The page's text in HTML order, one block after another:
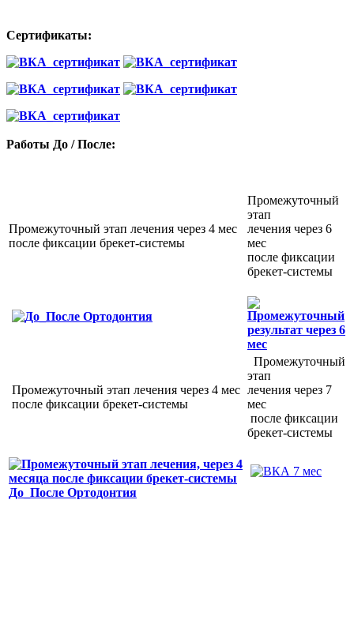
Сертификаты:
Работы До / После:
Промежуточный этап лечения через 4 мес
после фиксации брекет-системы
Промежуточный
этап
лечения через 6
мес
после фиксации
брекет-системы
Промежуточный этап лечения через 4 мес
после фиксации брекет-системы
Промежуточный
этап
лечения через 7
мес
после фиксации
брекет-системы